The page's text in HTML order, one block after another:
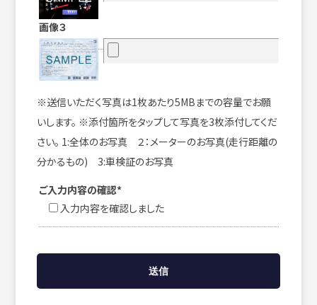
画像３
※送信いただく写真は1枚あたり5MBまでの容量でお願
いします。 ※添付箇所をタップして写真を3枚添付してくだ
さい。 1:全体のお写真 ２：メーターのお写真(走行距離の
分かるもの) 3:車検証のお写真
ご入力内容の確認*
入力内容を確認しました